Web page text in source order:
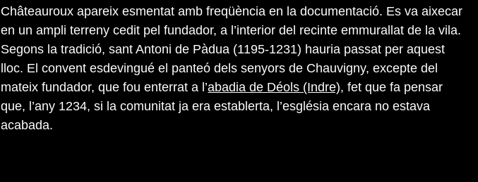
Châteauroux apareix esmentat amb freqüència en la documentació. Es va aixecar
en un ampli terreny cedit pel fundador, a l’interior del recinte emmurallat de la vila.
Segons la tradició, sant Antoni de Pàdua (1195-1231) hauria passat per aquest
lloc. El convent esdevingué el panteó dels senyors de Chauvigny, excepte del
mateix fundador, que fou enterrat a l’abadia de Déols (Indre), fet que fa pensar
que, l’any 1234, si la comunitat ja era establerta, l’església encara no estava
acabada.